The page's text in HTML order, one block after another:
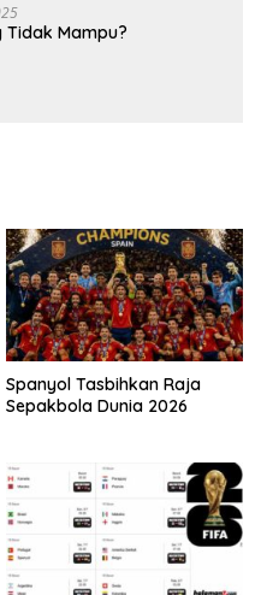
Tidak Mampu?
Spanyol Tasbihkan Raja
Sepakbola Dunia 2026